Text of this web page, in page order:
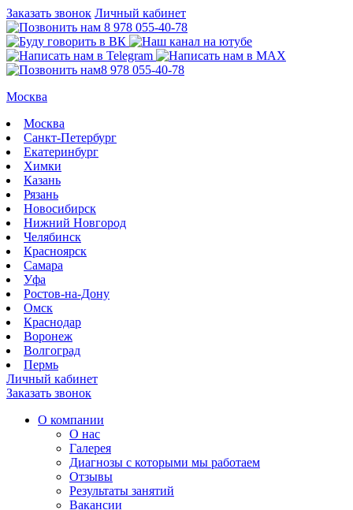
Заказать звонок Личный кабинет
8 978 055-40-78
8 978 055-40-78
Москва
Москва
Санкт-Петербург
Екатеринбург
Химки
Казань
Рязань
Новосибирск
Нижний Новгород
Челябинск
Красноярск
Самара
Уфа
Ростов-на-Дону
Омск
Краснодар
Воронеж
Волгоград
Пермь
Личный кабинет
Заказать звонок
О компании
О нас
Галерея
Диагнозы с которыми мы работаем
Отзывы
Результаты занятий
Вакансии